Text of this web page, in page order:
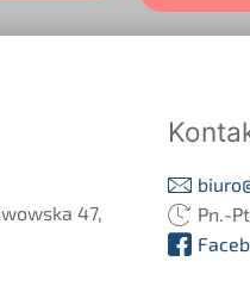
47,
Pn.-